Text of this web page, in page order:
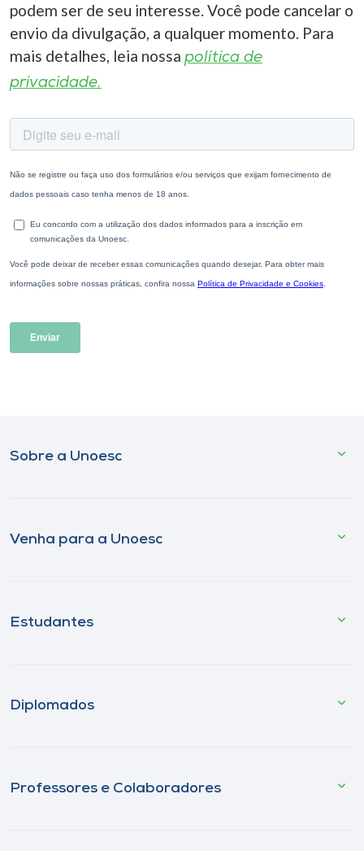
podem ser de seu interesse. Você pode cancelar o
envio da divulgação, a qualquer momento. Para
mais detalhes, leia nossa política de
privacidade.
Sobre a Unoesc
Venha para a Unoesc
Estudantes
Diplomados
Professores e Colaboradores